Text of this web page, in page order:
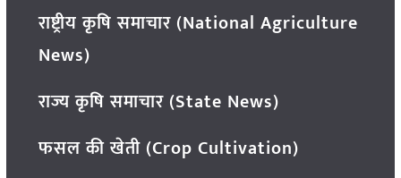
राष्ट्रीय कृषि समाचार (National Agriculture
News)
राज्य कृषि समाचार (State News)
फसल की खेती (Crop Cultivation)